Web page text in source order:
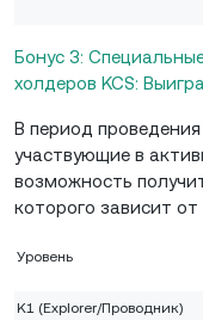
Бонус 3:
холдеров KCS:
В период
участвующие в
возможность
которого зависит от
Уровень
K1 (Explorer/Проводник)